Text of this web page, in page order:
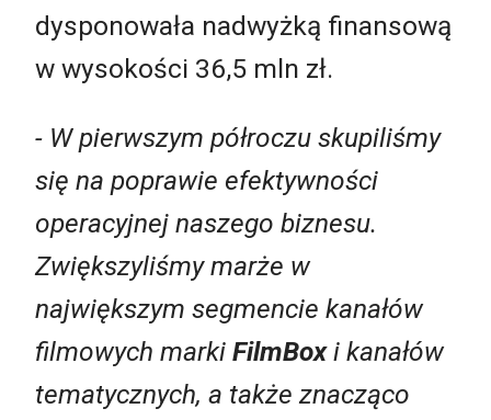
dysponowała nadwyżką finansową
w wysokości 36,5 mln zł.
- W pierwszym półroczu skupiliśmy
się na poprawie efektywności
operacyjnej naszego biznesu.
Zwiększyliśmy marże w
największym segmencie kanałów
filmowych marki FilmBoxi kanałów
tematycznych, a także znacząco